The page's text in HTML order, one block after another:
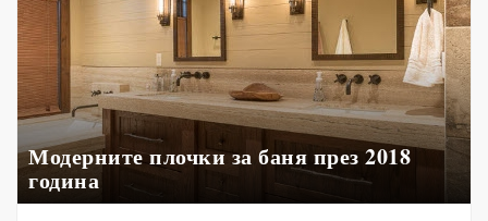
Модерните плочки за баня през 2018
година